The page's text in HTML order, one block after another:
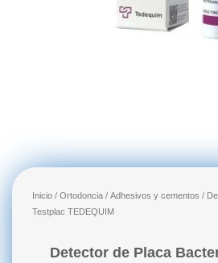
Inicio / Ortodoncia / Adhesivos y cementos /
Testplac TEDEQUIM
Detector de Placa